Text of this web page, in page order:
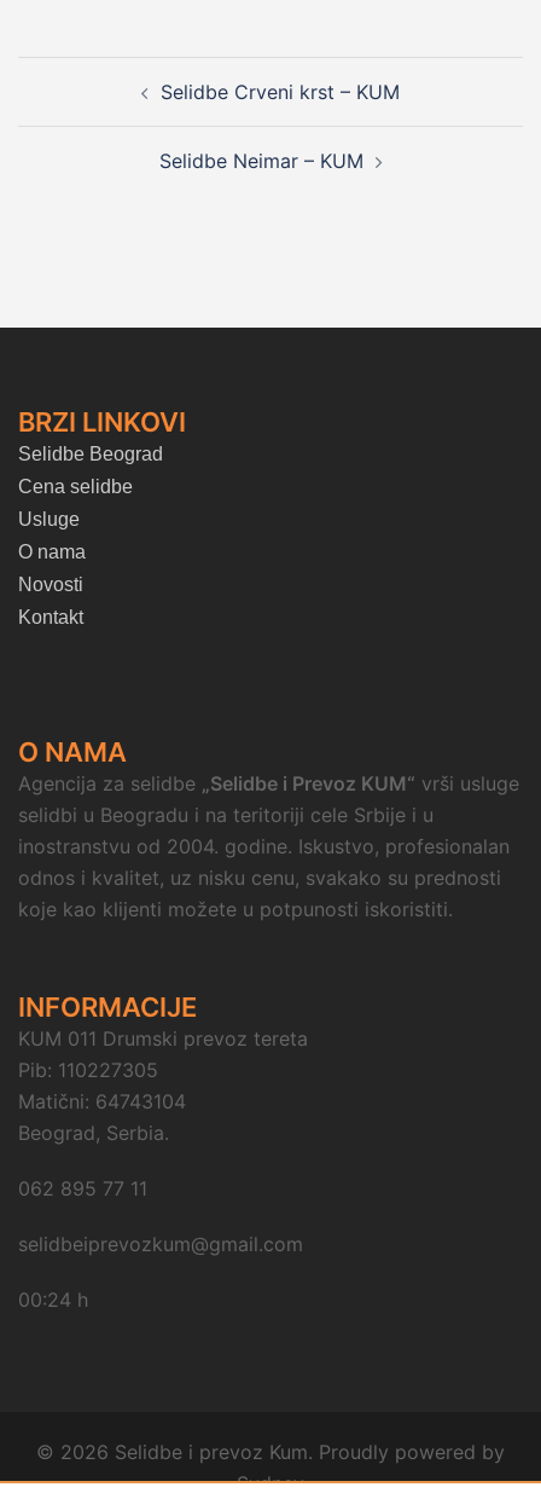
navigationSelidbe Crveni krst – KUM
Selidbe Neimar – KUM
BRZI LINKOVI
Selidbe Beograd
Cena selidbe
Usluge
O nama
Novosti
Kontakt
O NAMA
Agencija za selidbe „Selidbe i Prevoz KUM“ vrši usluge
selidbi u Beogradu i na teritoriji cele Srbije i u
inostranstvu od 2004. godine. Iskustvo, profesionalan
odnos i kvalitet, uz nisku cenu, svakako su prednosti
koje kao klijenti možete u potpunosti iskoristiti.
INFORMACIJE
KUM 011 Drumski prevoz tereta
Pib: 110227305
Matični: 64743104
Beograd, Serbia.
062 895 77 11
selidbeiprevozkum@gmail.com
00:24 h
© 2026 Selidbe i prevoz Kum. Proudly powered by
Sydney